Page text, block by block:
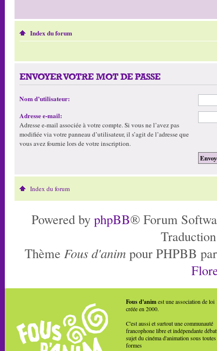
Index du forum
ENVOYER VOTRE MOT DE PASSE
Nom d’utilisateur:
Adresse e-mail:
Adresse e-mail associée à votre compte. Si vous ne l’avez pas
modifiée via votre panneau d’utilisateur, il s’agit de l’adresse que
vous avez fournie lors de votre inscription.
Index du forum
Powered by phpBB® Forum
Thème Fous d'anim pour PHPBB
Fous d'animest une association de loi
créée en 2000.
C'est aussi et surtout une communauté
francophone libre et indépendante
sujet du cinéma d'animation sous toutes
formes